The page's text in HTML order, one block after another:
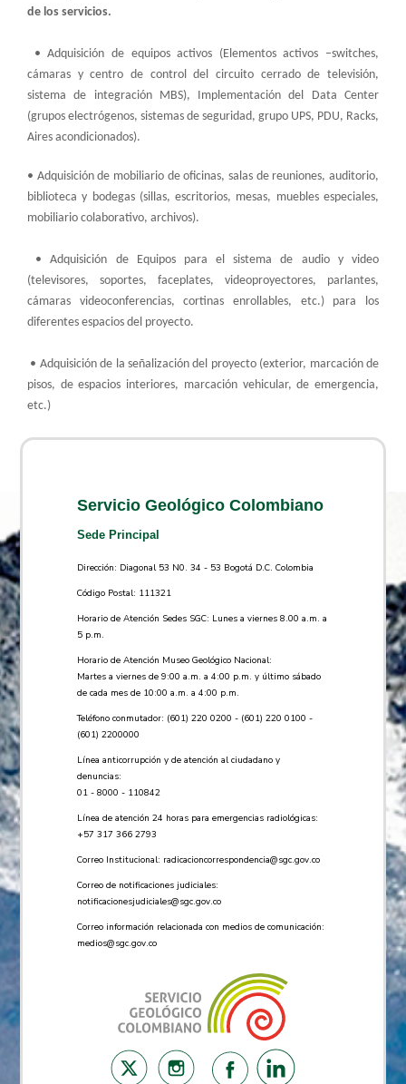
de los servicios.
• Adquisición de equipos activos (Elementos activos –switches,
cámaras y centro de control del circuito cerrado de televisión,
sistema de integración MBS), Implementación del Data Center
(grupos electrógenos, sistemas de seguridad, grupo UPS, PDU, Racks,
Aires acondicionados).
• Adquisición de mobiliario de oficinas, salas de reuniones, auditorio,
biblioteca y bodegas (sillas, escritorios, mesas, muebles especiales,
mobiliario colaborativo, archivos).
• Adquisición de Equipos para el sistema de audio y video
(televisores, soportes, faceplates, videoproyectores, parlantes,
cámaras videoconferencias, cortinas enrollables, etc.) para los
diferentes espacios del proyecto.
• Adquisición de la señalización del proyecto (exterior, marcación de
pisos, de espacios interiores, marcación vehicular, de emergencia,
etc.)
Servicio Geológico Colombiano
Sede Principal
Dirección: Diagonal 53 N0. 34 - 53 Bogotá D.C. Colombia
Código Postal: 111321
Horario de Atención Sedes SGC: Lunes a viernes 8.00 a.m. a
5 p.m.
Horario de Atención Museo Geológico Nacional:
Martes a viernes de 9:00 a.m. a 4:00 p.m. y último sábado
de cada mes de 10:00 a.m. a 4:00 p.m.
Teléfono conmutador: (601) 220 0200 - (601) 220 0100 -
(601) 2200000
Línea anticorrupción y de atención al ciudadano y
denuncias:
01 - 8000 - 110842
Línea de atención 24 horas para emergencias radiológicas:
+57 ​317 366 2793
Correo Institucional: radicacioncorrespondencia@sgc.gov.co
Correo de notificaciones judiciales:
notificacionesjudiciales@sgc.gov.co
Correo información relacionada con medios de comunicación:
medios@sgc.gov.co